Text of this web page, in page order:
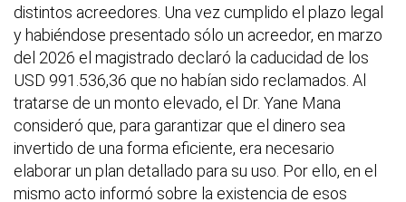
distintos acreedores. Una vez cumplido el plazo legal
y habiéndose presentado sólo un acreedor, en marzo
del 2026 el magistrado declaró la caducidad de los
USD 991.536,36 que no habían sido reclamados. Al
tratarse de un monto elevado, el Dr. Yane Mana
consideró que, para garantizar que el dinero sea
invertido de una forma eficiente, era necesario
elaborar un plan detallado para su uso. Por ello, en el
mismo acto informó sobre la existencia de esos